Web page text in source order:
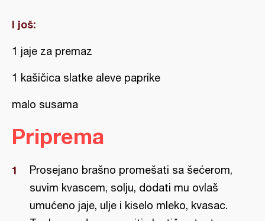
I još:
1 jaje za premaz
1 kašičica slatke aleve paprike
malo susama
Priprema
Prosejano brašno promešati sa šećerom,
suvim kvascem, solju, dodati mu ovlaš
umućeno jaje, ulje i kiselo mleko, kvasac.